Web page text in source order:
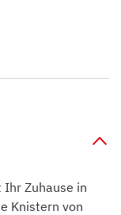
Ihr Zuhause in
Knistern von